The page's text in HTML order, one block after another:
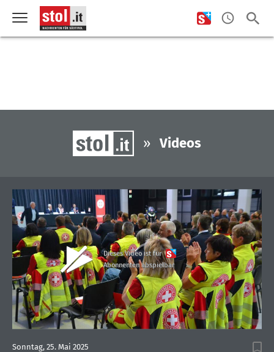
» Videos
Dieses Video ist für
Abonnenten abspielbar
Sonntag, 25. Mai 2025